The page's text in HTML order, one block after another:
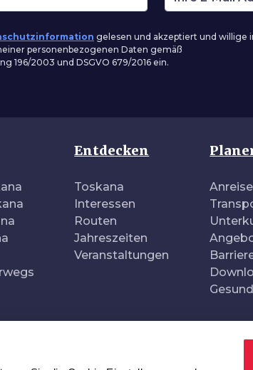
gelesen und akzeptiert und willige
personenbezogenen Daten gemäß
196/2003 und DSGVO 679/2016 ein.
Entdecken
Toskana
Interessen
Routen
Jahreszeiten
Veranstaltungen
Anreise